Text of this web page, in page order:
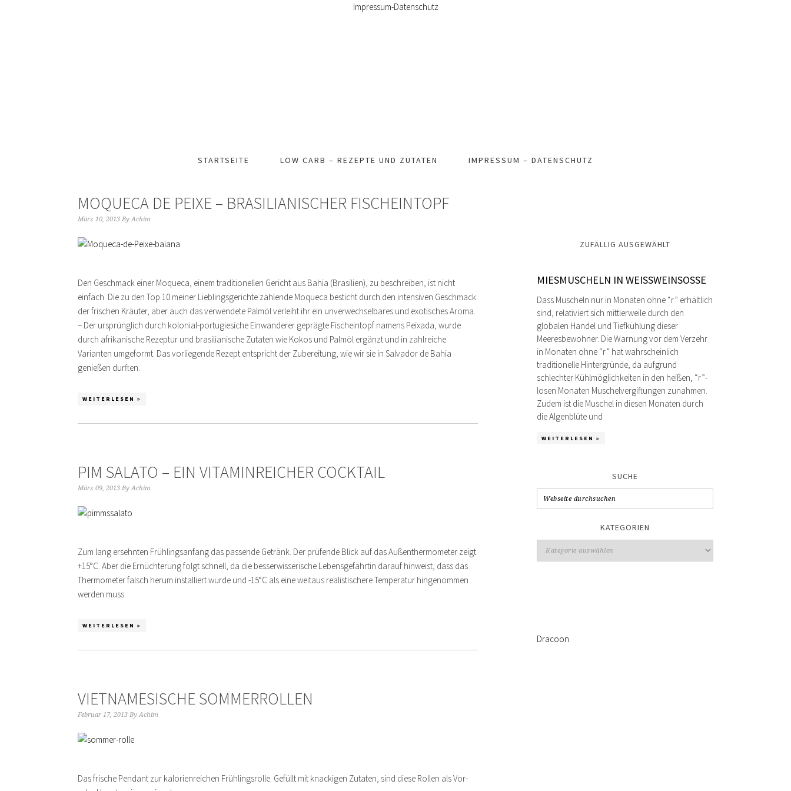
Impressum-Datenschutz
STARTSEITE LOW CARB – REZEPTE UND ZUTATEN IMPRESSUM – DATENSCHUTZ
MOQUECA DE PEIXE – BRASILIANISCHER FISCHEINTOPF
März 10, 2013 ByAchim
Den Geschmack einer Moqueca, einem traditionellen Gericht aus Bahia (Brasilien), zu beschreiben, ist nicht
einfach. Die zu den Top 10 meiner Lieblingsgerichte zählende Moqueca besticht durch den intensiven Geschmack
der frischen Kräuter, aber auch das verwendete Palmöl verleiht ihr ein unverwechselbares und exotisches Aroma.
– Der ursprünglich durch kolonial-portugiesiche Einwanderer geprägte Fischeintopf namens Peixada, wurde
durch afrikanische Rezeptur und brasilianische Zutaten wie Kokos und Palmöl ergänzt und in zahlreiche
Varianten umgeformt. Das vorliegende Rezept entspricht der Zubereitung, wie wir sie in Salvador de Bahia
genießen durften.
WEITERLESEN »
PIM SALATO – EIN VITAMINREICHER COCKTAIL
März 09, 2013 ByAchim
Zum lang ersehnten Frühlingsanfang das passende Getränk. Der prüfende Blick auf das Außenthermometer zeigt
+15°C. Aber die Ernüchterung folgt schnell, da die besserwisserische Lebensgefährtin darauf hinweist, dass das
Thermometer falsch herum installiert wurde und -15°C als eine weitaus realistischere Temperatur hingenommen
werden muss.
WEITERLESEN »
VIETNAMESISCHE SOMMERROLLEN
Februar 17, 2013 ByAchim
Das frische Pendant zur kalorienreichen Frühlingsrolle. Gefüllt mit knackigen Zutaten, sind diese Rollen als Vor-
ZUFÄLLIG AUSGEWÄHLT
MIESMUSCHELN IN WEISSWEINSOSSE
Dass Muscheln nur in Monaten ohne “r” erhältlich
sind, relativiert sich mittlerweile durch den
globalen Handel und Tiefkühlung dieser
Meeresbewohner. Die Warnung vor dem Verzehr
in Monaten ohne “r” hat wahrscheinlich
traditionelle Hintergründe, da aufgrund
schlechter Kühlmöglichkeiten in den heißen, “r”-
losen Monaten Muschelvergiftungen zunahmen.
Zudem ist die Muschel in diesen Monaten durch
die Algenblüte und
WEITERLESEN »
SUCHE
KATEGORIEN
Kategorien
Dracoon